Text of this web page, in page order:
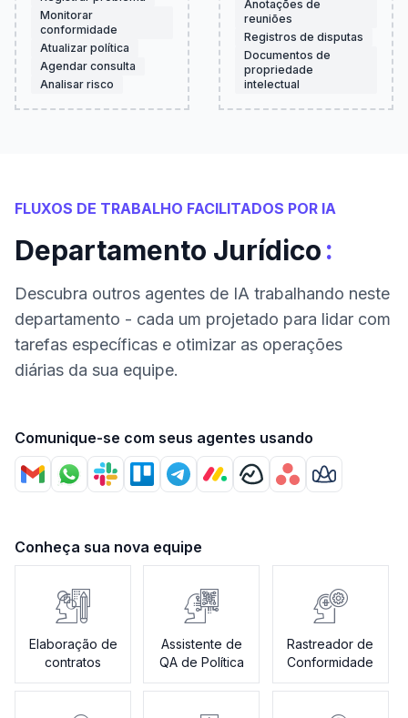
Monitorar
conformidade
Atualizar política
Agendar consulta
Analisar risco
Anotações de
reuniões
Registros de disputas
Documentos de
propriedade
intelectual
FLUXOS DE TRABALHO FACILITADOS POR IA
Departamento Jurídico:
Descubra outros agentes de IA trabalhando neste
departamento - cada um projetado para lidar com
tarefas específicas e otimizar as operações
diárias da sua equipe.
Comunique-se com seus agentes usando
Conheça sua nova equipe
Elaboração de
contratos
Assistente de
QA de Política
Rastreador de
Conformidade